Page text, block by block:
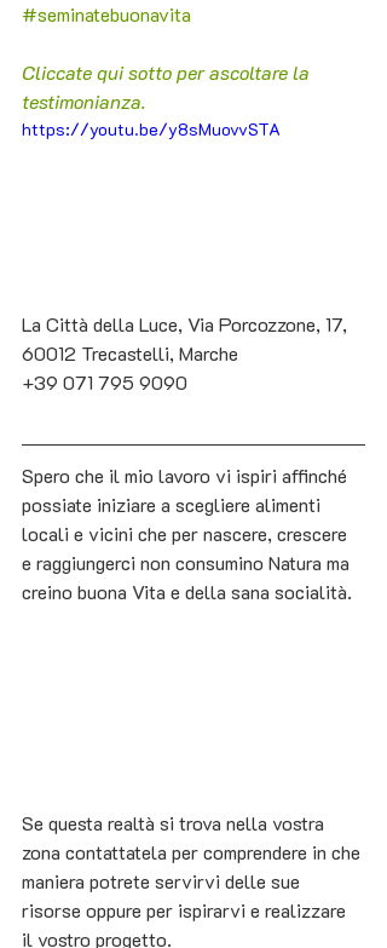
#seminatebuonavita
Cliccate qui sotto per ascoltare la
testimonianza.
https://youtu.be/y8sMuovvSTA
La Città della Luce, Via Porcozzone, 17,
60012 Trecastelli, Marche
+39 071 795 9090
Spero che il mio lavoro vi ispiri affinché
possiate iniziare a scegliere alimenti
locali e vicini che per nascere, crescere
e raggiungerci non consumino Natura ma
creino buona Vita e della sana socialità.
Se questa realtà si trova nella vostra
zona contattatela per comprendere in che
maniera potrete servirvi delle sue
risorse oppure per ispirarvi e realizzare
il vostro progetto.